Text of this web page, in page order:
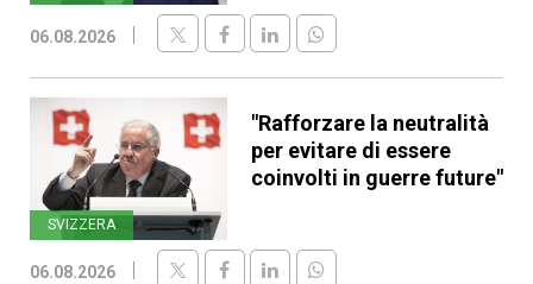
06.08.2026
SVIZZERA
"Rafforzare la neutralità
per evitare di essere
coinvolti in guerre future"
06.08.2026